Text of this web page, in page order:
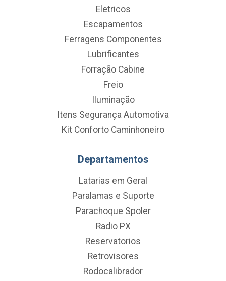
Eletricos
Escapamentos
Ferragens Componentes
Lubrificantes
Forração Cabine
Freio
Iluminação
Itens Segurança Automotiva
Kit Conforto Caminhoneiro
Departamentos
Latarias em Geral
Paralamas e Suporte
Parachoque Spoler
Radio PX
Reservatorios
Retrovisores
Rodocalibrador